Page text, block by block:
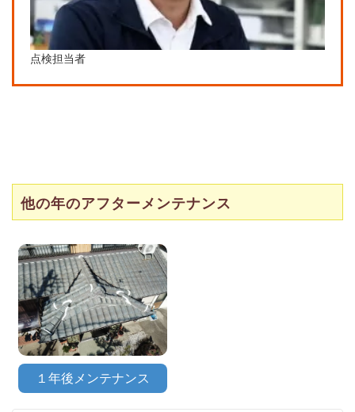
点検担当者
他の年のアフターメンテナンス
１年後メンテナンス